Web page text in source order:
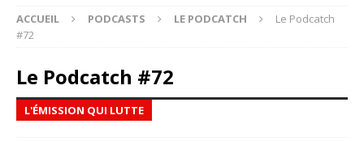
ACCUEIL PODCASTS LE PODCATCH
Le Podcatch
#72
Le Podcatch #72
L'ÉMISSION QUI LUTTE